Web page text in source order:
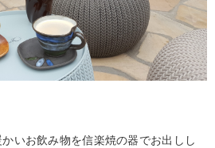
いお飲み物を信楽焼の器でお出しし